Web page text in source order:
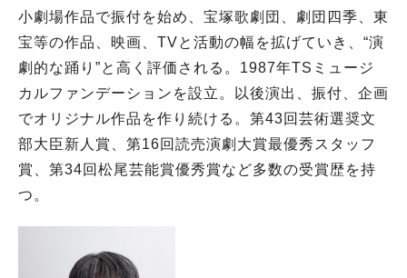
小劇場作品で振付を始め、宝塚歌劇団、劇団四季、東
宝等の作品、映画、TVと活動の幅を拡げていき、“演
劇的な踊り”と高く評価される。1987年TSミュージ
カルファンデーションを設立。以後演出、振付、企画
でオリジナル作品を作り続ける。第43回芸術選奨文
部大臣新人賞、第16回読売演劇大賞最優秀スタッフ
賞、第34回松尾芸能賞優秀賞など多数の受賞歴を持
つ。